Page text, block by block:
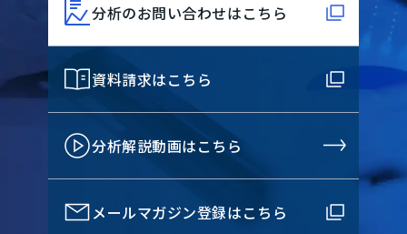
分析のお問い合わせはこちら
資料請求はこちら
分析解説動画はこちら
メールマガジン登録はこちら